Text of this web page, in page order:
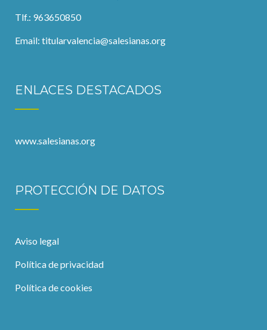
Tlf.: 963650850
Email: titularvalencia@salesianas.org
ENLACES DESTACADOS
www.salesianas.org
PROTECCIÓN DE DATOS
Aviso legal
Política de privacidad
Política de cookies